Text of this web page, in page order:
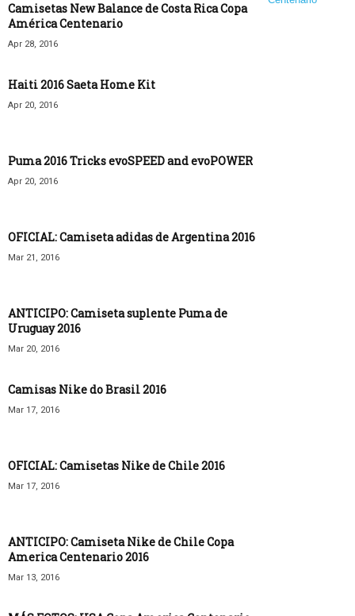
Camisetas New Balance de Costa Rica Copa
América Centenario
Apr 28, 2016
Haiti 2016 Saeta Home Kit
Apr 20, 2016
Puma 2016 Tricks evoSPEED and evoPOWER
Apr 20, 2016
OFICIAL: Camiseta adidas de Argentina 2016
Mar 21, 2016
ANTICIPO: Camiseta suplente Puma de
Uruguay 2016
Mar 20, 2016
Camisas Nike do Brasil 2016
Mar 17, 2016
OFICIAL: Camisetas Nike de Chile 2016
Mar 17, 2016
ANTICIPO: Camiseta Nike de Chile Copa
America Centenario 2016
Mar 13, 2016